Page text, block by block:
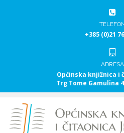
+385 (0)21
ADRESA
Općinska knjižnica i
Trg Tome Gamulina